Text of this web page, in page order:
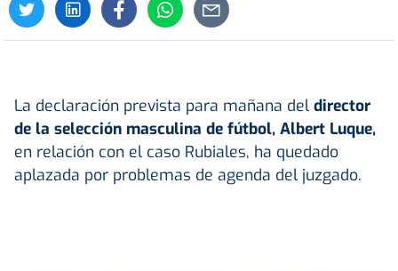
La declaración prevista para mañana del director
de la selección masculina de fútbol, Albert Luque,
en relación con el caso Rubiales, ha quedado
aplazada por problemas de agenda del juzgado.